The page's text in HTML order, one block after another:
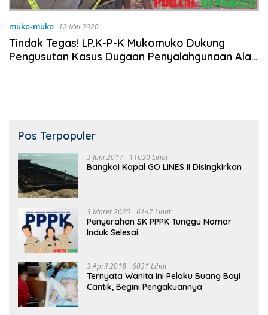
muko-muko 12 Mei 2020
Tindak Tegas! LP.K-P-K Mukomuko Dukung
Pengusutan Kasus Dugaan Penyalahgunaan Alat
Pos Terpopuler
3 Juni 2017 11030 Lihat
Bangkai Kapal GO LINES II Disingkirkan
3 Maret 2025 6147 Lihat
Penyerahan SK PPPK Tunggu Nomor
Induk Selesai
3 April 2018 6031 Lihat
Ternyata Wanita Ini Pelaku Buang Bayi
Cantik, Begini Pengakuannya